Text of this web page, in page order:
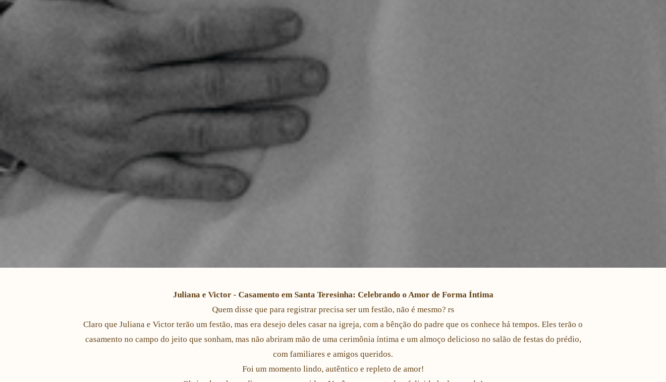
Juliana e Victor - Casamento em Santa Teresinha: Celebrando o Amor de Forma Íntima
Quem disse que para registrar precisa ser um festão, não é mesmo? rs
Claro que Juliana e Victor terão um festão, mas era desejo deles casar na igreja, com a bênção do padre que os conhece há tempos. Eles terão o
casamento no campo do jeito que sonham, mas não abriram mão de uma cerimônia íntima e um almoço delicioso no salão de festas do prédio,
com familiares e amigos queridos.
Foi um momento lindo, autêntico e repleto de amor!